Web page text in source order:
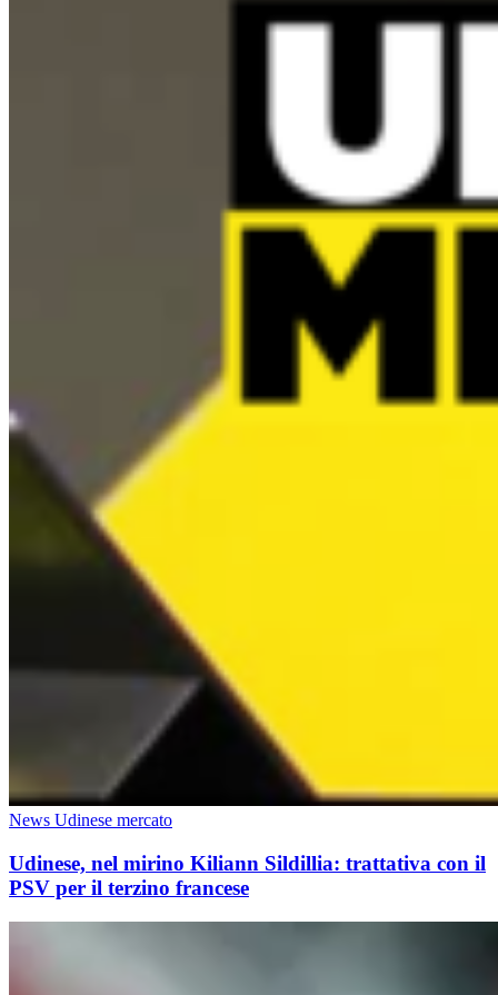
News Udinese mercato
Udinese, nel mirino Kiliann Sildillia: trattativa con il
PSV per il terzino francese